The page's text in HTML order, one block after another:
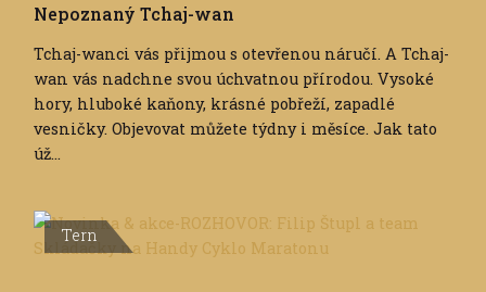
Nepoznaný Tchaj-wan
Tchaj-wanci vás přijmou s otevřenou náručí. A Tchaj-
wan vás nadchne svou úchvatnou přírodou. Vysoké
hory, hluboké kaňony, krásné pobřeží, zapadlé
vesničky. Objevovat můžete týdny i měsíce. Jak tato
úž...
Tern